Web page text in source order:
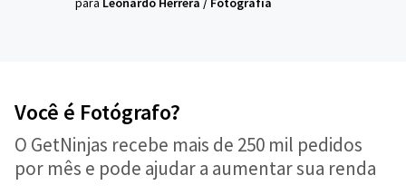
Você é Fotógrafo?
O GetNinjas recebe mais de 250 mil pedidos
por mês e pode ajudar a aumentar sua renda